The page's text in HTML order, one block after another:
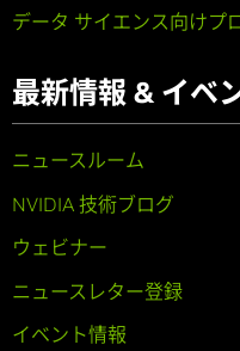
データ サイエンス向けプ
最新情報 & イベ
ニュースルーム
NVIDIA 技術ブログ
ウェビナー
ニュースレター登録
イベント情報